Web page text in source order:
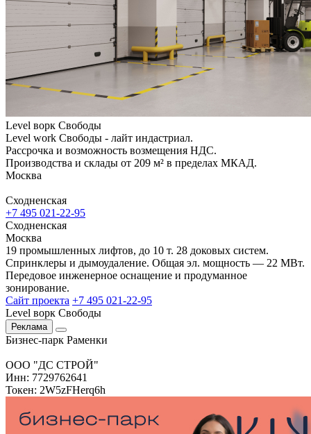
Level ворк Свободы
Level work Свободы - лайт индастриал.
Рассрочка и возможность возмещения НДС.
Производства и склады от 209 м² в пределах МКАД.
Москва
Сходненская
+7 495 021-22-95
Сходненская
Москва
19 промышленных лифтов, до 10 т. 28 доковых систем.
Спринклеры и дымоудаление. Общая эл. мощность — 22 МВт.
Передовое инженерное оснащение и продуманное
зонирование.
Сайт проекта +7 495 021-22-95
Level ворк Свободы
Реклама
Бизнес-парк Раменки
ООО "ДС СТРОЙ"
Инн: 7729762641
Токен: 2W5zFHerq6h